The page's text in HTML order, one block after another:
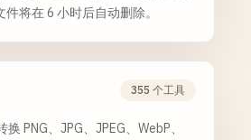
将在 6 小时后自动删除。
355 个工具
PNG、JPG、JPEG、WebP、